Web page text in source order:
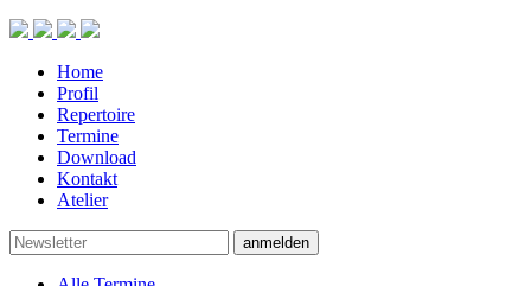
Home
Profil
Repertoire
Termine
Download
Kontakt
Atelier
anmelden